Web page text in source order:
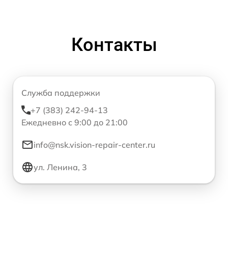
Контакты
Служба поддержки
+7 (383) 242-94-13
Ежедневно с 9:00 до 21:00
info@nsk.vision-repair-center.ru
ул. Ленина, 3